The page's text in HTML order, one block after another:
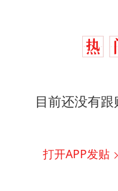
目前还没有
打开APP发贴